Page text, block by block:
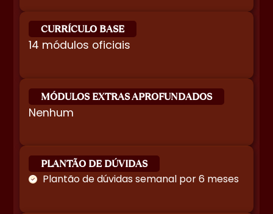
CURRÍCULO BASE
14 módulos oficiais
MÓDULOS EXTRAS APROFUNDADOS
Nenhum
PLANTÃO DE DÚVIDAS
Plantão de dúvidas semanal por 6 meses